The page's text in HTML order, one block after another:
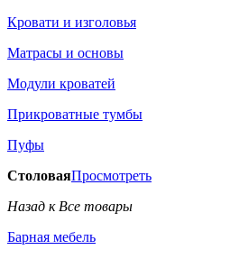
Кровати и изголовья
Матрасы и основы
Модули кроватей
Прикроватные тумбы
Пуфы
СтоловаяПросмотреть
Назад к Все товары
Барная мебель